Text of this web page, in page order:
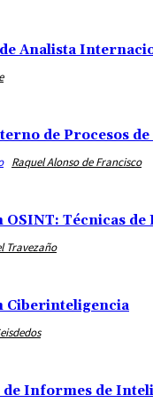
Analista
de Procesos
Raquel Alonso de Francisco
OSINT: Técnicas
Travezaño
Ciberinteligencia
de Informes de